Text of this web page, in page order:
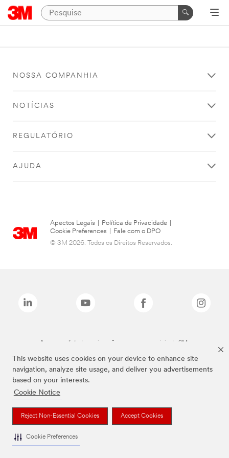
This website uses cookies on your device to enhance site
navigation, analyze site usage, and deliver you advertisements
based on your interests.
Cookie Notice
Reject Non-Essential Cookies Accept Cookies
Cookie Preferences
NOSSA COMPANHIA
NOTÍCIAS
REGULATÓRIO
AJUDA
Apectos Legais Política de Privacidade
Cookie Preferences
Fale com o DPO
© 3M 2026. Todos os Direitos Reservados.
As marcas listadas a cima são marcas comerciais da 3M.